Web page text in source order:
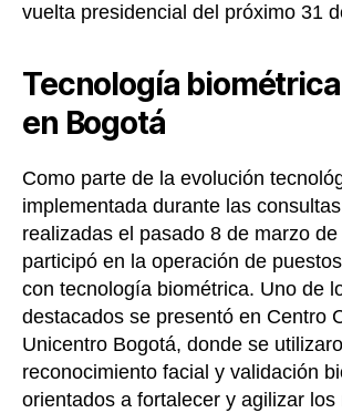
vuelta presidencial del próximo 31
Tecnología
en Bogotá
Como parte de la evolución
implementada durante las
realizadas el pasado 8 de marzo
participó en la operación de
con tecnología biométrica. Uno de
destacados se presentó en Centro
Unicentro Bogotá, donde se
reconocimiento facial y validación
orientados a fortalecer y agilizar los